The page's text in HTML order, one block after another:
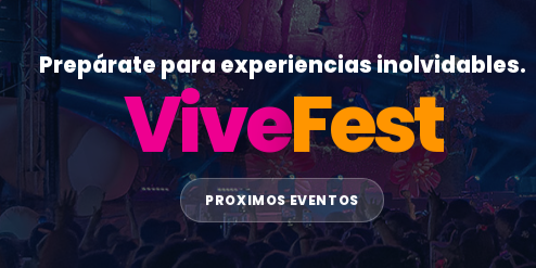
Prepárate para experiencias inolvidables.
ViveFest
PROXIMOS EVENTOS